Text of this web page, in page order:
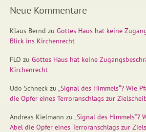
Neue Kommentare
Klaus Bernd zu Gottes Haus hat keine
Blick ins Kirchenrecht
FLO zu Gottes Haus hat keine
Kirchenrecht
Udo Schneck zu „Signal des Himmels“? Wie
die Opfer eines Terroranschlags zur
Andreas Kielmann zu „Signal des
Abel die Opfer eines Terroranschlags zur